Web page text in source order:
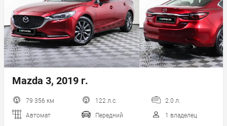
Mazda 3, 2019 г.
79 356 км 122 л.с. 2.0 л.
Автомат Передний 1 владелец